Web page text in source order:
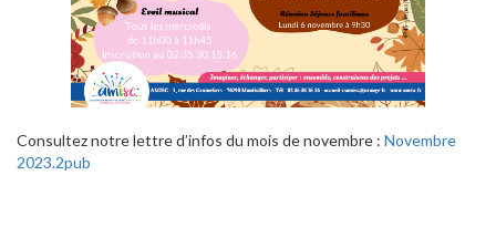
Consultez notre lettre d’infos du mois de novembre : Novembre
2023.2pub